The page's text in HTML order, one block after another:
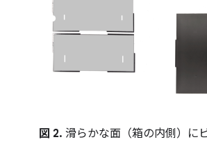
図 2. 滑らかな面（箱の内側）に